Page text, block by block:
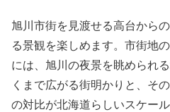
旭川市街を見渡せる高台から
る景観を楽しめます。市街地
には、旭川の夜景を眺められ
くまで広がる街明かりと、そ
の対比が北海道らしいスケー